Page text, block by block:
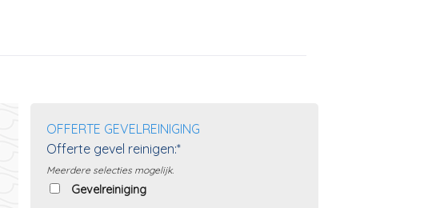
OFFERTE GEVELREINIGING
Offerte gevel reinigen:*
Meerdere selecties mogelijk.
Gevelreiniging